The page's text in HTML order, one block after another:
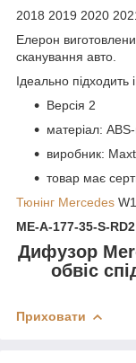
2018 2019 2020
Елерон
сканування авто.
Ідеально підходить
Версія 2
матеріал:
виробник:
товар має
Тюнінг Mercedes
ME-A-177-35-S-RD2
Дифузор
обвіс
Приховати